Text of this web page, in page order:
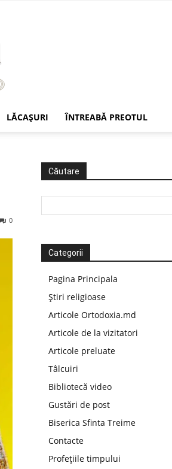
LĂCAŞURI ÎNTREABĂ PREOTUL
0
Căutare
Categorii
Pagina Principala
Știri religioase
Articole Ortodoxia.md
Articole de la vizitatori
Articole preluate
Tâlcuiri
Bibliotecă video
Gustări de post
Biserica Sfinta Treime
Contacte
Profețiile timpului